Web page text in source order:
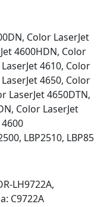
Color LaserJet
4600HDN, Color
4610, Color
4650, Color
LaserJet 4650DTN,
Color LaserJet
LBP2510, LBP85
LH9722A,
C9722A